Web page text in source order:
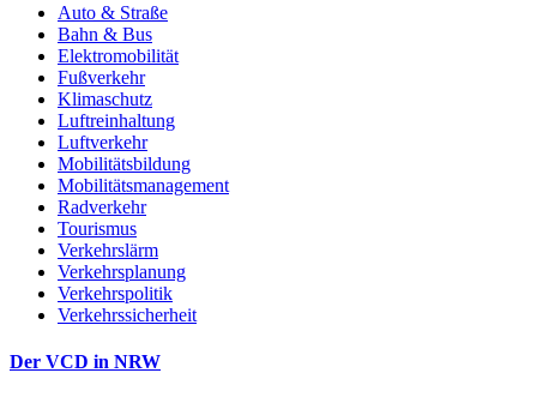
Auto & Straße
Bahn & Bus
Elektromobilität
Fußverkehr
Klimaschutz
Luftreinhaltung
Luftverkehr
Mobilitätsbildung
Mobilitätsmanagement
Radverkehr
Tourismus
Verkehrslärm
Verkehrsplanung
Verkehrspolitik
Verkehrssicherheit
Der VCD in NRW